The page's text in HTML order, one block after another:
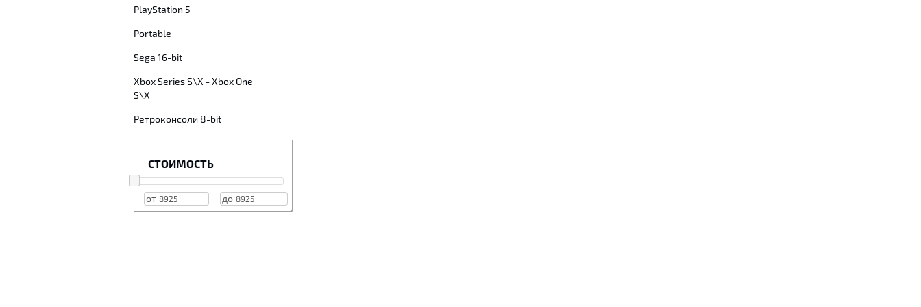
PlayStation 5
Portable
Sega 16-bit
Xbox Series S\X - Xbox One
S\X
Ретроконсоли 8-bit
СТОИМОСТЬ
от до